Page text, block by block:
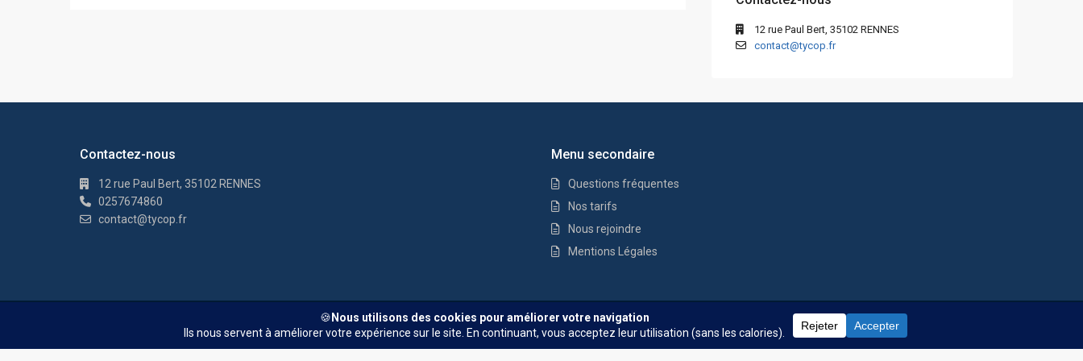
12 rue Paul Bert, 35102 RENNES
contact@tycop.fr
Contactez-nous
12 rue Paul Bert, 35102 RENNES
0257674860
contact@tycop.fr
Menu secondaire
Questions fréquentes
Nos tarifs
Nous rejoindre
Mentions Légales
Nos tarifsNous rejoindre